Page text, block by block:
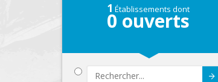
1 Établissements dont
0 ouverts